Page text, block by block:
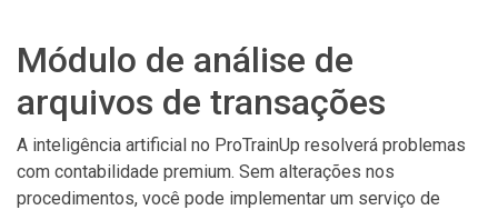
Módulo de análise de
arquivos de transações
A inteligência artificial no ProTrainUp resolverá problemas
com contabilidade premium. Sem alterações nos
procedimentos, você pode implementar um serviço de